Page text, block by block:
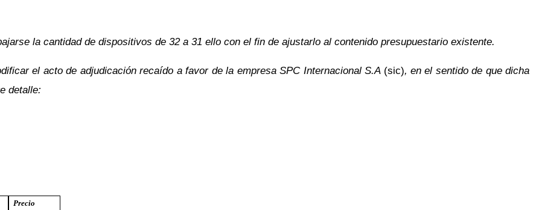
la cantidad de dispositivos de 32 a 31 ello con el fin de ajustarlo al contenido presupuestario existente.
el acto de adjudicación recaído a favor de la empresa SPC Internacional S.A (sic), en el sentido de que dicha
detalle:
Precio